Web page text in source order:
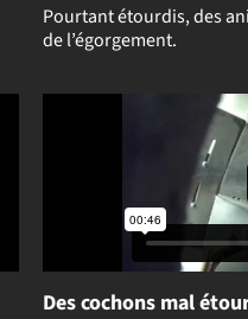
Pourtant étourdis, des
de l’égorgement.
Des cochons mal